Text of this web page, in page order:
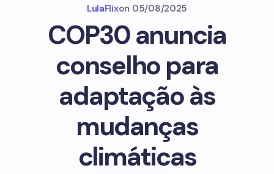
LulaFlixon 05/08/2025
COP30 anuncia
conselho para
adaptação às
mudanças
climáticas